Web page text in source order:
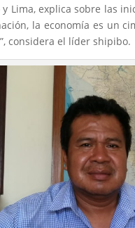
Lima, explica sobre las
la economía es un
considera el líder shipibo.